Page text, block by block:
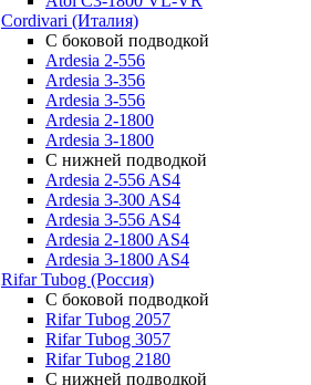
Cordivari (Италия)
С боковой подводкой
Ardesia 2-556
Ardesia 3-356
Ardesia 3-556
Ardesia 2-1800
Ardesia 3-1800
С нижней подводкой
Ardesia 2-556 AS4
Ardesia 3-300 AS4
Ardesia 3-556 AS4
Ardesia 2-1800 AS4
Ardesia 3-1800 AS4
Rifar Tubog (Россия)
С боковой подводкой
Rifar Tubog 2057
Rifar Tubog 3057
Rifar Tubog 2180
С нижней подводкой